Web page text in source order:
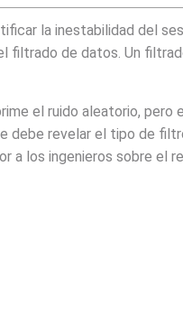
la inestabilidad del
filtrado de datos. Un
el ruido aleatorio, pero
debe revelar el tipo de
a los ingenieros sobre el